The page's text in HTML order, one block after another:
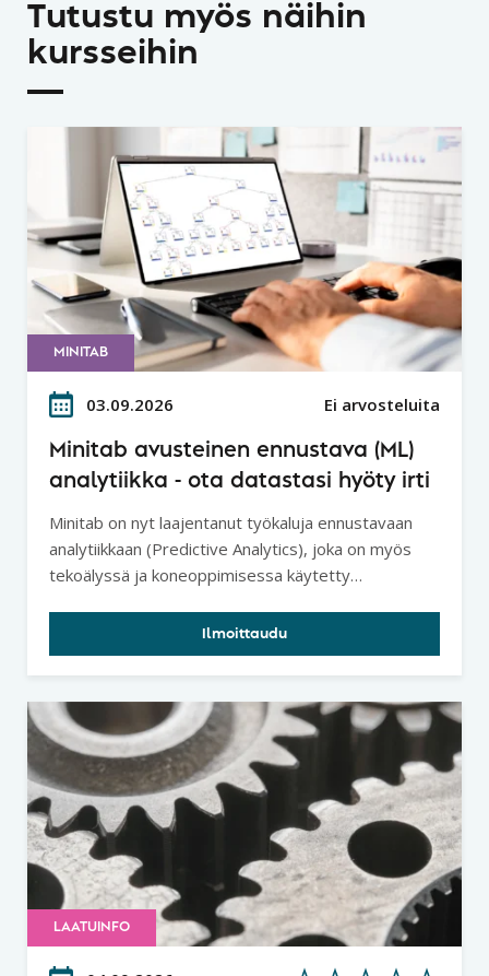
Tutustu myös näihin
kursseihin
MINITAB
03.09.2026 Ei arvosteluita
Minitab avusteinen ennustava (ML)
analytiikka - ota datastasi hyöty irti
Minitab on nyt laajentanut työkaluja ennustavaan
analytiikkaan (Predictive Analytics), joka on myös
tekoälyssä ja koneoppimisessa käytetty
Ilmoittaudu
LAATUINFO